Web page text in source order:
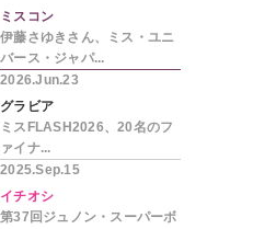
ミスコン
伊藤さゆきさん、ミス・ユニ
バース・ジャパ...
2026.Jun.23
グラビア
ミスFLASH2026、20名のフ
ァイナ...
2025.Sep.15
イチオシ
第37回ジュノン・スーパーボ